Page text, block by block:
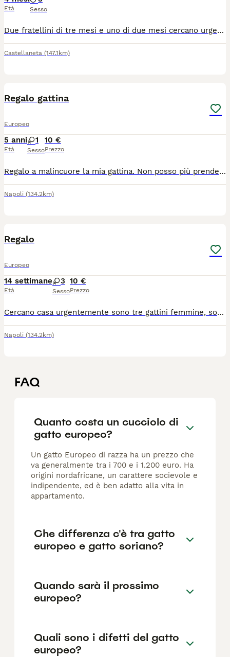
Età Sesso
Due fratellini di tre mesi e uno di due mesi cercano urgentemrnte casa, preaffido obbligatorio, finestre e balconi in sicurezza, no campagna e ville, umanizzati abituati ai loro simili e cane di famiglia, 3662279251 un whatsapl e richiamo io, si trovano in provincia di taranto
Castellaneta (147.1km)
Regalo gattina
Europeo
5 anni
Età
1
Sesso
10 €
Prezzo
Regalo a malincuore la mia gattina. Non posso più prendermene cura per motivi familiari. Preferisco che vada ad una persona premurosa e che possa dargli più attenzioni. È molto dolce, giocherellona e affettuosa
Napoli (134.2km)
Regalo
Europeo
14 settimane
Età
3
Sesso
10 €
Prezzo
Cercano casa urgentemente sono tre gattini femmine, sono di una mamma gatta nel mio cortile, io ho due cani E non posso tenerli, sono svezzati e sverminati, sani
Napoli (134.2km)
FAQ
Quanto costa un cucciolo di
gatto europeo?
Un gatto Europeo di razza ha un prezzo che
va generalmente tra i 700 e i 1.200 euro. Ha
origini nordafricane, un carattere socievole e
indipendente, ed è ben adatto alla vita in
appartamento.
Che differenza c'è tra gatto
europeo e gatto soriano?
Quando sarà il prossimo
europeo?
Quali sono i difetti del gatto
europeo?